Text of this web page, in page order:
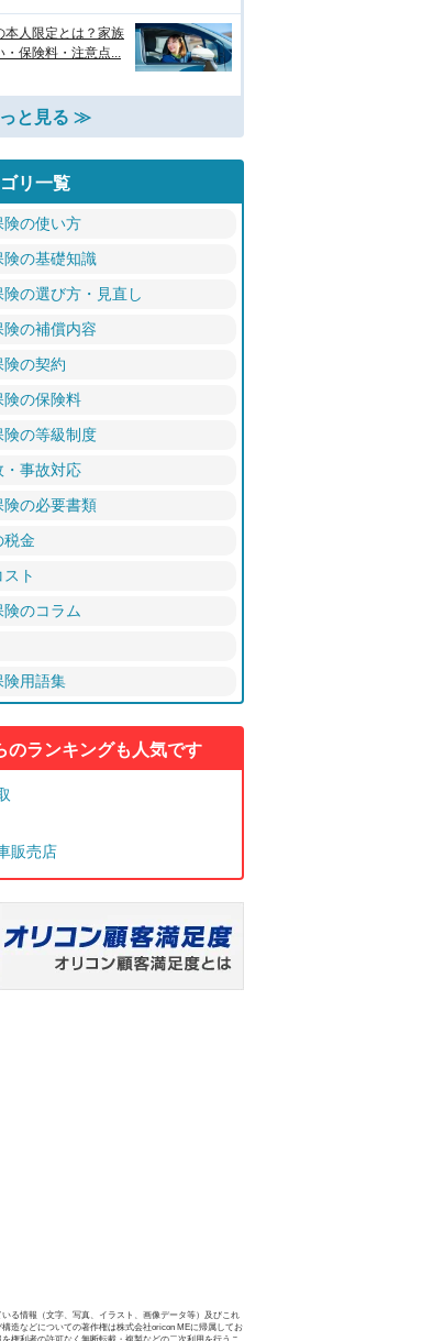
本人限定とは？家族
・保険料・注意点...
と見る ≫
リ一覧
険の使い方
険の基礎知識
険の選び方・見直し
険の補償内容
険の契約
険の保険料
険の等級制度
・事故対応
険の必要書類
税金
ト
険のコラム
険用語集
のランキングも人気です
販売店
る情報（文字、写真、イラスト、画像データ等）及びこれ
造などについての著作権は株式会社oricon MEに帰属してお